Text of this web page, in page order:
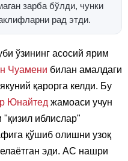
зарба бўлди, чунки
рад этди.
ўзининг асосий ярим
Чуамени билан амалдаги
қарорга келди. Бу
Юнайтед жамоаси учун
"қизил иблислар"
қўшиб олишни узоқ
эди. АС нашри